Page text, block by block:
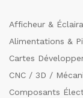
Afficheur &
Alimentations &
Cartes
CNC / 3D /
Composants